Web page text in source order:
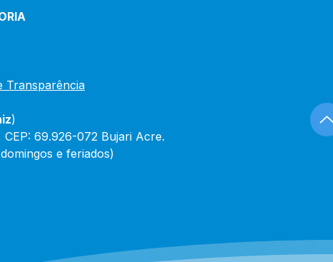
nesta quinta-feira
Transparência
)
CEP: 69.926-072 Bujari Acre.
e feriados)